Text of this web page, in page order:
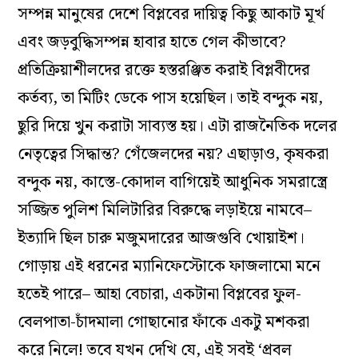
সম্পন্ন মানুষের দেশে বিপ্লবের দায়িত্ব কিছু আকাট মূর্খ
এবং জড়বুদ্ধিসম্পন্ন হাবার হাতে গেল কীভাবে?
প্রতিক্রিয়াশীলদের রক্তে হস্তরঞ্জিত করাই বিপ্লবীদের
কর্তব্য, তা মিটিং ডেকে পাস হয়েছিল। তাই বন্দুক নয়,
ছুরি দিয়ে খুন করাটা সাব্যস্ত হয়। এটা রাজনৈতিক দলের
নেতৃত্বের সিদ্ধান্ত? গেঁজেলদের নয়? এছাড়াও, কৃষকরা
বন্দুক নয়, কাস্তে-কোদাল বাগিয়েই আধুনিক সমরাস্ত্রে
সজ্জিত পুলিশ মিলিটারির বিরুদ্ধে লড়াইয়ে নামবে–
ইত্যাদি ছিল চারু মজুমদারের আজগুবি খোয়াইশ।
গোড়ায় এই ধরনের ম্যানিফেস্টোকে ফাজলামো মনে
হতেই পারে– আহা বেচারা, একটানা বিপ্লবের ফুল-
বেলপাতা-চাঁদমালা গোছানোর ফাঁকে একটু মশকরা
করে নিলে! তবে যখন দেখি যে, এই সবই ‘প্রবল